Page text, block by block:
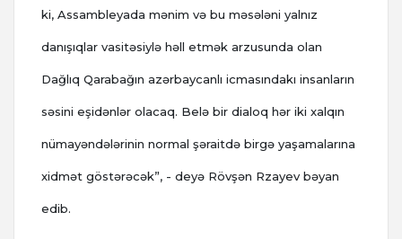
ki, Assambleyada mənim və bu məsələni yalnız
danışıqlar vasitəsiylə həll etmək arzusunda olan
Dağlıq Qarabağın azərbaycanlı icmasındakı insanların
səsini eşidənlər olacaq. Belə bir dialoq hər iki xalqın
nümayəndələrinin normal şəraitdə birgə yaşamalarına
xidmət göstərəcək”, - deyə Rövşən Rzayev bəyan
edib.